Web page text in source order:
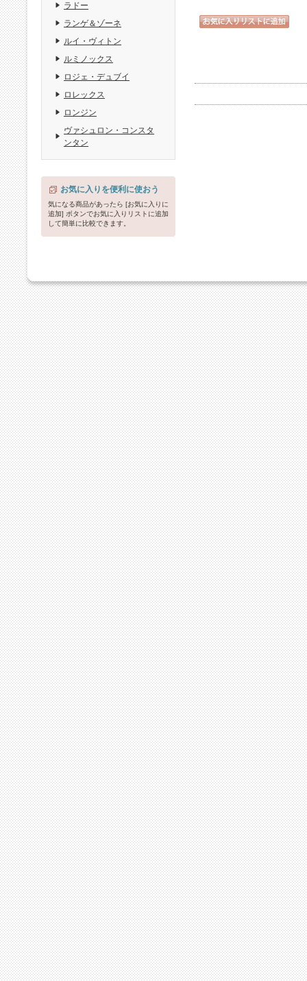
ラドー
ランゲ＆ゾーネ
ルイ・ヴィトン
ルミノックス
ロジェ・デュブイ
ロレックス
ロンジン
ヴァシュロン・コンスタ
ンタン
お気に入りを便利に使おう
気になる商品があったら [お気に入りに
追加] ボタンでお気に入りリストに追加
して簡単に比較できます。